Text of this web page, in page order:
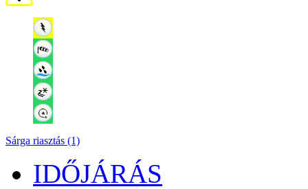
Sárga riasztás (1)
IDŐJÁRÁS